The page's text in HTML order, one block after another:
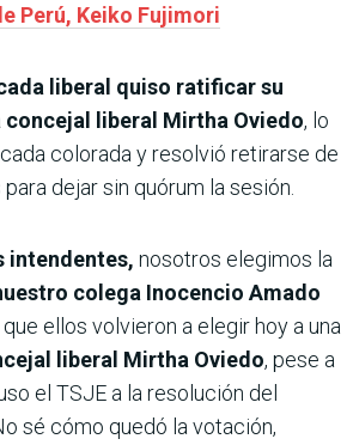
Perú, Keiko Fujimori
liberal quiso ratificar su
concejal liberal Mirtha Oviedo, lo
colorada y resolvió retirarse de
dejar sin quórum la sesión.
intendentes, nosotros elegimos la
colega Inocencio Amado
que ellos volvieron a elegir hoy a una
liberal Mirtha Oviedo, pese a
el TSJE a la resolución del
sé cómo quedó la votación,